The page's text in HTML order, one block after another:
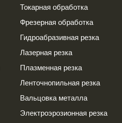
Токарная обработка
Фрезерная обработка
Гидроабразивная резка
Лазерная резка
Плазменная резка
Ленточнопильная резка
Вальцовка металла
Электроэрозионная резка